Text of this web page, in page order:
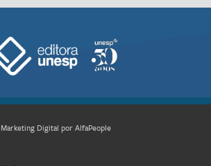
Marketing Digital por AlfaPeople